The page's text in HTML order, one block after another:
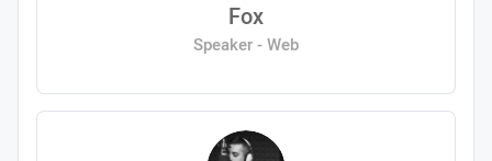
Fox
Speaker - Web